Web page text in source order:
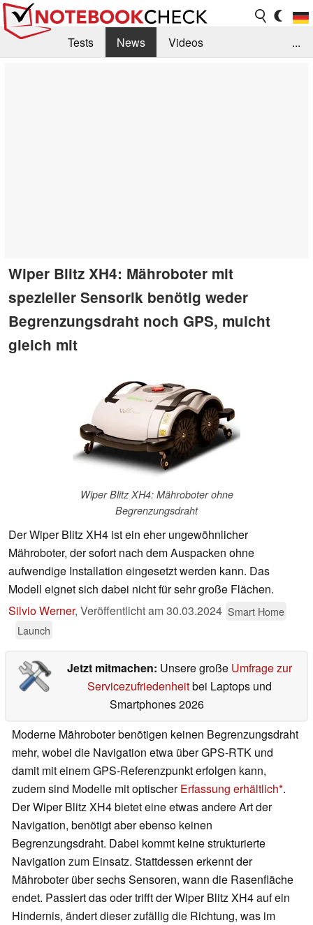
Tests News
Videos
...
Wiper Blitz XH4: Mähroboter mit
spezieller Sensorik benötig weder
Begrenzungsdraht noch GPS, mulcht
gleich mit
Wiper Blitz XH4: Mähroboter ohne
Begrenzungsdraht
Der Wiper Blitz XH4 ist ein eher ungewöhnlicher
Mähroboter, der sofort nach dem Auspacken ohne
aufwendige Installation eingesetzt werden kann. Das
Modell eignet sich dabei nicht für sehr große Flächen.
Silvio Werner, Veröffentlicht am30.03.2024 Smart Home
Launch
Jetzt mitmachen: Unsere große Umfrage zur
Servicezufriedenheitbei Laptops und
Smartphones 2026
Moderne Mähroboter benötigen keinen Begrenzungsdraht
mehr, wobei die Navigation etwa über GPS-RTK und
damit mit einem GPS-Referenzpunkt erfolgen kann,
zudem sind Modelle mit optischerErfassung erhältlich .
Der Wiper Blitz XH4 bietet eine etwas andere Art der
Navigation, benötigt aber ebenso keinen
Begrenzungsdraht. Dabei kommt keine strukturierte
Navigation zum Einsatz. Stattdessen erkennt der
Mähroboter über sechs Sensoren, wann die Rasenfläche
endet. Passiert das oder trifft der Wiper Blitz XH4 auf ein
Hindernis, ändert dieser zufällig die Richtung, was im